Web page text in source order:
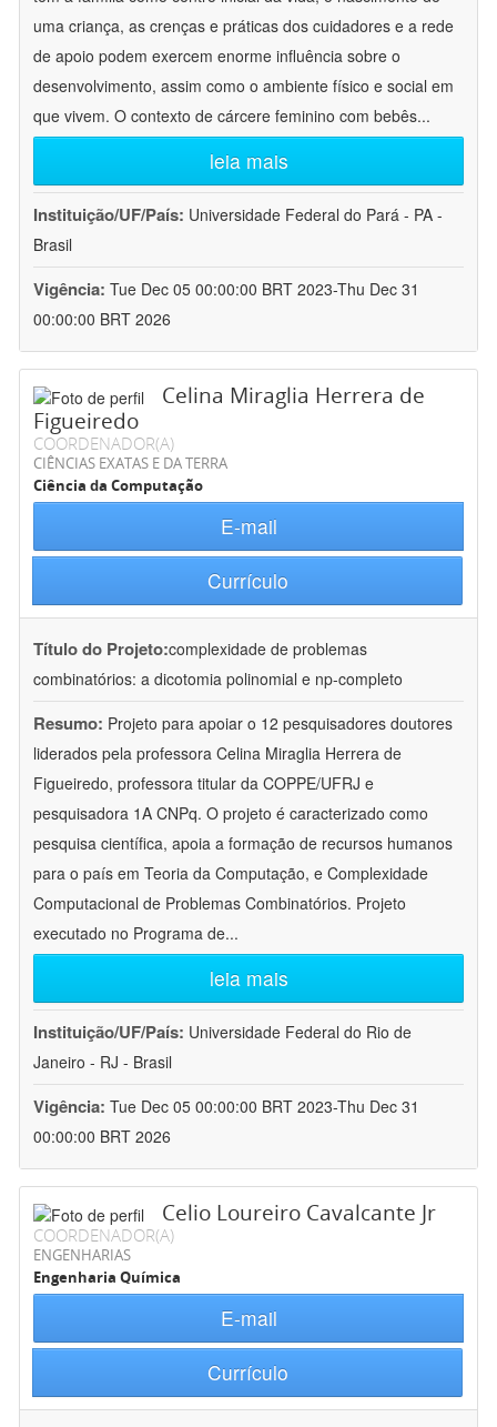
uma criança, as crenças e práticas dos cuidadores e a rede
de apoio podem exercem enorme influência sobre o
desenvolvimento, assim como o ambiente físico e social em
que vivem. O contexto de cárcere feminino com bebês...
leia mais
Instituição/UF/País: Universidade Federal do Pará - PA -
Brasil
Vigência: Tue Dec 05 00:00:00 BRT 2023-Thu Dec 31
00:00:00 BRT 2026
Celina Miraglia Herrera de
Figueiredo
COORDENADOR(A)
CIÊNCIAS EXATAS E DA TERRA
Ciência da Computação
E-mail
Currículo
Título do Projeto:complexidade de problemas
combinatórios: a dicotomia polinomial e np-completo
Resumo: Projeto para apoiar o 12 pesquisadores doutores
liderados pela professora Celina Miraglia Herrera de
Figueiredo, professora titular da COPPE/UFRJ e
pesquisadora 1A CNPq. O projeto é caracterizado como
pesquisa científica, apoia a formação de recursos humanos
para o país em Teoria da Computação, e Complexidade
Computacional de Problemas Combinatórios. Projeto
executado no Programa de...
leia mais
Instituição/UF/País: Universidade Federal do Rio de
Janeiro - RJ - Brasil
Vigência: Tue Dec 05 00:00:00 BRT 2023-Thu Dec 31
00:00:00 BRT 2026
Celio Loureiro Cavalcante Jr
COORDENADOR(A)
ENGENHARIAS
Engenharia Química
E-mail
Currículo